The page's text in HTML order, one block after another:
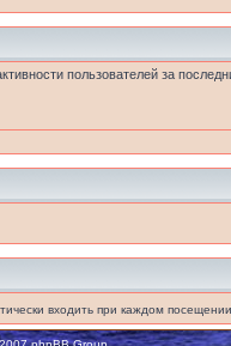
пользователей за
входить при каждом посещении